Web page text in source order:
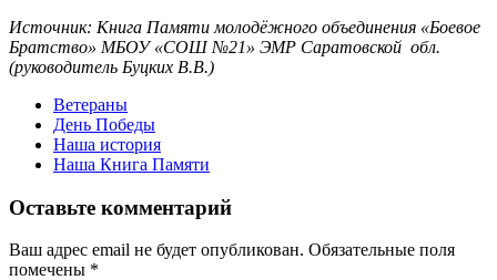
Источник: Книга Памяти молодёжного объединения «Боевое
Братство» МБОУ «СОШ №21» ЭМР Саратовской обл.
(руководитель Буцких В.В.)
Ветераны
День Победы
Наша история
Наша Книга Памяти
Оставьте комментарий
Ваш адрес email не будет опубликован. Обязательные поля
помечены *